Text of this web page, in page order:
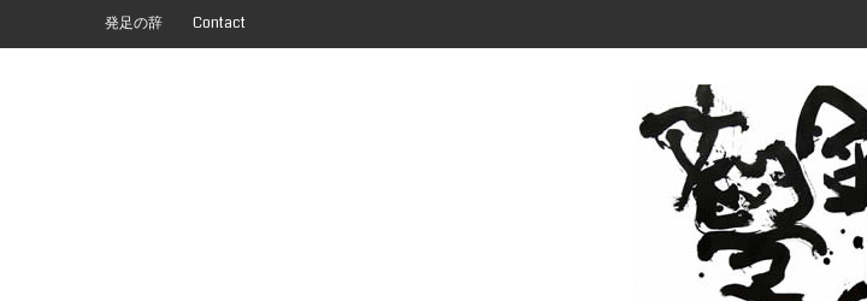
発足の辞 Contact